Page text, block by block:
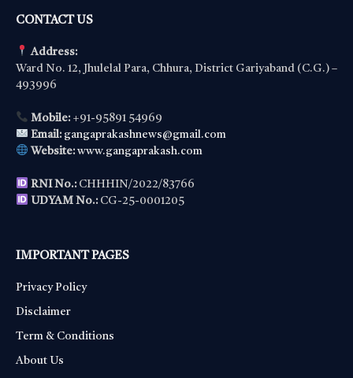
CONTACT US
Address:
Ward No. 12, Jhulelal Para, Chhura, District Gariyaband (C.G.) –
493996
Mobile:+91-95891 54969
Email: gangaprakashnews@gmail.com
Website: www.gangaprakash.com
RNI No.:CHHHIN/2022/83766
UDYAM No.:CG-25-0001205
IMPORTANT PAGES
Privacy Policy
Disclaimer
Term & Conditions
About Us